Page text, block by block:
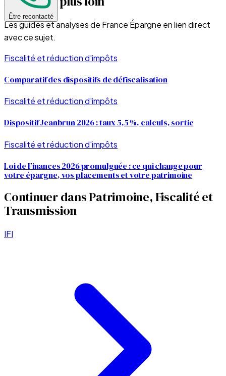
Être recontacté
Les guides et analyses de France Épargne en lien direct
avec ce sujet.
Fiscalité et réduction d'impôts
Comparatif des dispositifs de défiscalisation
Fiscalité et réduction d'impôts
Dispositif Jeanbrun 2026 : taux 5,5 %, calculs, sortie
Fiscalité et réduction d'impôts
Loi de Finances 2026 promulguée : ce qui change pour
votre épargne, vos placements et votre patrimoine
Continuer dansPatrimoine, Fiscalité et
Transmission
IFI